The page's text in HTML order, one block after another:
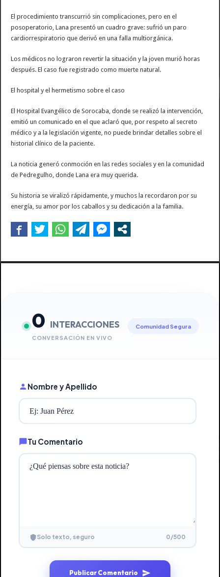
El procedimiento transcurrió sin complicaciones, pero en el
posoperatorio, Lana presentó un cuadro grave: sufrió un paro
cardiorrespiratorio que derivó en una falla multiorgánica.
Los médicos no lograron revertir la situación y la joven murió horas
después. El caso fue registrado como muerte natural.
El hospital y el hermetismo sobre el caso
El Hospital Evangélico de Sorocaba, donde se realizó la intervención,
emitió un comunicado en el que aclaró que, por respeto al secreto
médico y a la legislación vigente, no puede brindar detalles sobre el
historial clínico de la paciente.
La noticia generó conmoción en las redes sociales y en la comunidad
de Pedregulho, donde Lana era muy querida.
Su historia se viralizó rápidamente, y muchos la recordaron por su
energía, su amor por los caballos y su dedicación a la familia.
0 INTERACCIONES
CONVERSACIÓN EN VIVO
Comunidad Segura
Nombre y Apellido
Tu Comentario
Solo texto, seguro 0/500
Publicar Comentario